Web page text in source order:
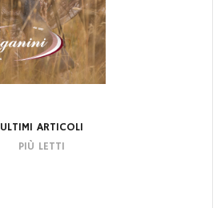
ULTIMI ARTICOLI
PIÙ LETTI